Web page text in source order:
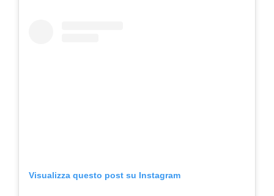
Visualizza questo post su Instagram